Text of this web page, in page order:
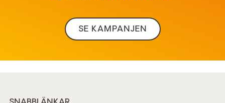
SE KAMPANJEN